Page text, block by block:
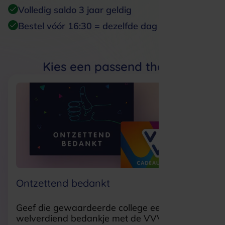
Volledig saldo 3 jaar geldig
Bestel vóór 16:30 = dezelfde dag verzonden
Kies een passend thema
Ontzettend bedankt
Geef die gewaardeerde college een
welverdiend bedankje met de VVV